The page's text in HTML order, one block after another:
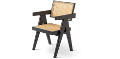
Appliques murales
Luminaires d’extérieur
Lampes sans fil